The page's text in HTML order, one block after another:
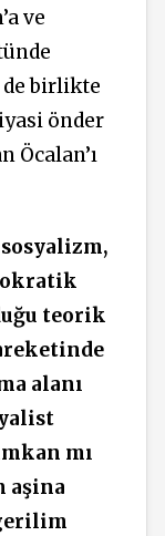
ve
de birlikte
önder
Öcalan’ı
sosyalizm,
teorik
alanı
mı
aşina